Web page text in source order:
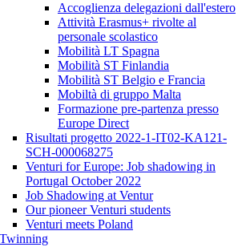
Accoglienza delegazioni dall'estero
Attività Erasmus+ rivolte al
personale scolastico
Mobilità LT Spagna
Mobilità ST Finlandia
Mobilità ST Belgio e Francia
Mobiltà di gruppo Malta
Formazione pre-partenza presso
Europe Direct
Risultati progetto 2022-1-IT02-KA121-
SCH-000068275
Venturi for Europe: Job shadowing in
Portugal October 2022
Job Shadowing at Ventur
Our pioneer Venturi students
Venturi meets Poland